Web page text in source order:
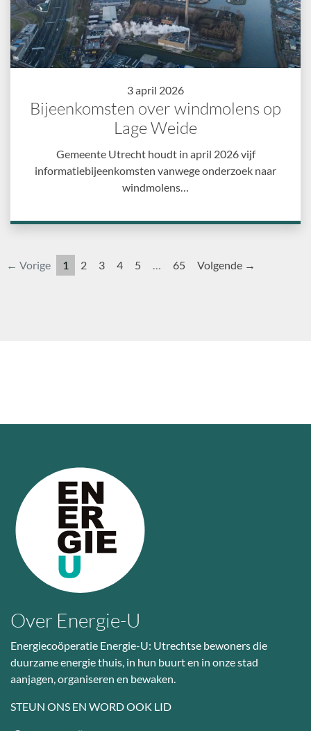
3 april 2026
Bijeenkomsten over windmolens op
Lage Weide
Gemeente Utrecht houdt in april 2026 vijf
informatiebijeenkomsten vanwege onderzoek naar
windmolens…
← Vorige 1 2 3 4 5 … 65 Volgende →
Over Energie-U
Energiecoöperatie Energie-U: Utrechtse bewoners die
duurzame energie thuis, in hun buurt en in onze stad
aanjagen, organiseren en bewaken.
STEUN ONS EN WORD OOK LID